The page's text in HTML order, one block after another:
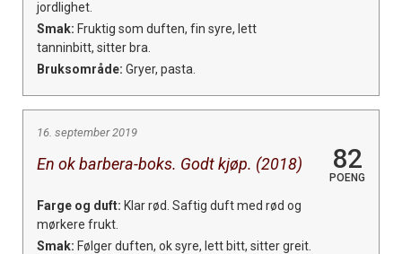
jordlighet.
Smak: Fruktig som duften, fin syre, lett
tanninbitt, sitter bra.
Bruksområde: Gryer, pasta.
16. september 2019
En ok barbera-boks. Godt kjøp. (2018) 82
POENG
Farge og duft: Klar rød. Saftig duft med rød og
mørkere frukt.
Smak: Følger duften, ok syre, lett bitt, sitter greit.